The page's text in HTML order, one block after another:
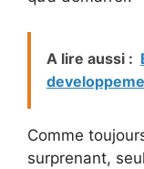
A lire aussi :
Comme
surprenant,